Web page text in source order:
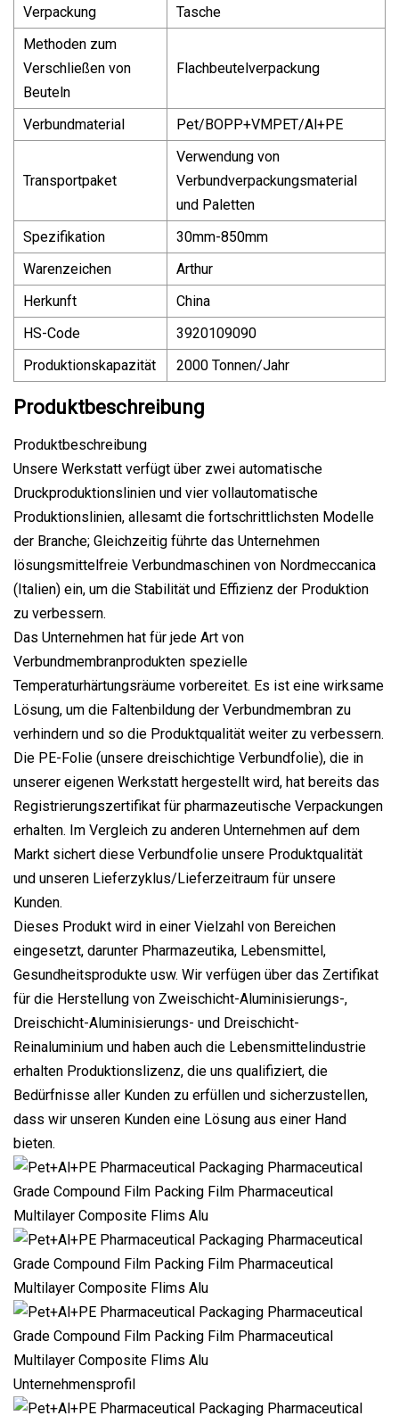
Verpackung
Tasche
Methoden zum
Verschließen von
Beuteln
Flachbeutelverpackung
Verbundmaterial Pet/BOPP+VMPET/Al+PE
Transportpaket
Verwendung von
Verbundverpackungsmaterial
und Paletten
Spezifikation
30mm-850mm
Warenzeichen
Arthur
Herkunft
China
HS-Code
3920109090
Produktionskapazität
2000 Tonnen/Jahr
Produktbeschreibung
Produktbeschreibung
Unsere Werkstatt verfügt über zwei automatische
Druckproduktionslinien und vier vollautomatische
Produktionslinien, allesamt die fortschrittlichsten Modelle
der Branche; Gleichzeitig führte das Unternehmen
lösungsmittelfreie Verbundmaschinen von Nordmeccanica
(Italien) ein, um die Stabilität und Effizienz der Produktion
zu verbessern.
Das Unternehmen hat für jede Art von
Verbundmembranprodukten spezielle
Temperaturhärtungsräume vorbereitet. Es ist eine wirksame
Lösung, um die Faltenbildung der Verbundmembran zu
verhindern und so die Produktqualität weiter zu verbessern.
Die PE-Folie (unsere dreischichtige Verbundfolie), die in
unserer eigenen Werkstatt hergestellt wird, hat bereits das
Registrierungszertifikat für pharmazeutische Verpackungen
erhalten. Im Vergleich zu anderen Unternehmen auf dem
Markt sichert diese Verbundfolie unsere Produktqualität
und unseren Lieferzyklus/Lieferzeitraum für unsere
Kunden.
Dieses Produkt wird in einer Vielzahl von Bereichen
eingesetzt, darunter Pharmazeutika, Lebensmittel,
Gesundheitsprodukte usw. Wir verfügen über das Zertifikat
für die Herstellung von Zweischicht-Aluminisierungs-,
Dreischicht-Aluminisierungs- und Dreischicht-
Reinaluminium und haben auch die Lebensmittelindustrie
erhalten Produktionslizenz, die uns qualifiziert, die
Bedürfnisse aller Kunden zu erfüllen und sicherzustellen,
dass wir unseren Kunden eine Lösung aus einer Hand
bieten.
Unternehmensprofil